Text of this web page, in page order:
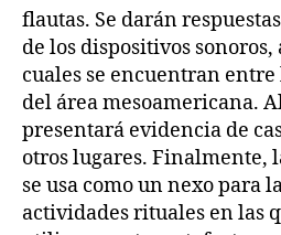
flautas. Se darán
de los dispositivos sonoros,
cuales se encuentran
del área mesoamericana.
presentará evidencia de
otros lugares. Finalmente,
se usa como un nexo para
actividades rituales en las